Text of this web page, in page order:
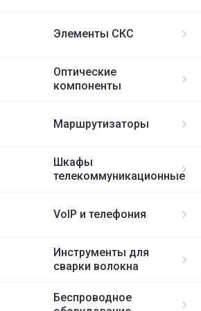
Элементы СКС
Оптические
компоненты
Маршрутизаторы
Шкафы
телекоммуникационные
VoIP и телефония
Инструменты для
сварки волокна
Беспроводное